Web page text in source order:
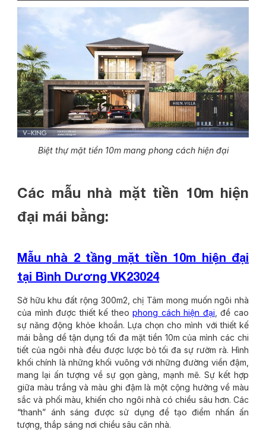
Biệt thự mặt tiền 10m mang phong cách hiện đại
Các mẫu nhà mặt tiền 10m hiện
đại mái bằng:
Mẫu nhà 2 tầng mặt tiền 10m hiện đại
tại Bình Dương VK23024
Sở hữu khu đất rộng 300m2, chị Tâm mong muốn ngôi nhà
của mình được thiết kế theophong cách hiện đại , đề cao
sự năng động khỏe khoắn. Lựa chọn cho mình với thiết kế
mái bằng dể tận dụng tối đa mặt tiền 10m của mình các chi
tiết của ngôi nhà đều được lược bỏ tối đa sự rườm rà. Hình
khối chính là những khối vuông với những đường viền đậm,
mang lại ấn tượng về sự gọn gàng, mạnh mẽ. Sự kết hợp
giữa màu trắng và màu ghi đậm là một cộng hưởng về màu
sắc và phối màu, khiến cho ngôi nhà có chiều sâu hơn. Các
“thanh” ánh sáng được sử dụng để tạo điểm nhấn ấn
tượng, thắp sáng nơi chiều sâu căn nhà.